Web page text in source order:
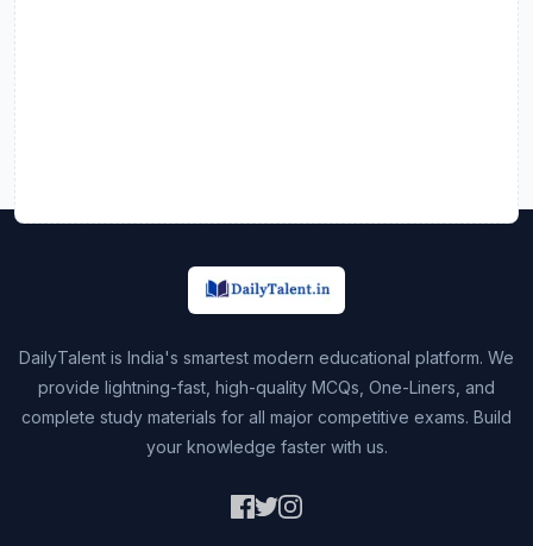
DailyTalent is India's smartest modern educational platform. We
provide lightning-fast, high-quality MCQs, One-Liners, and
complete study materials for all major competitive exams. Build
your knowledge faster with us.